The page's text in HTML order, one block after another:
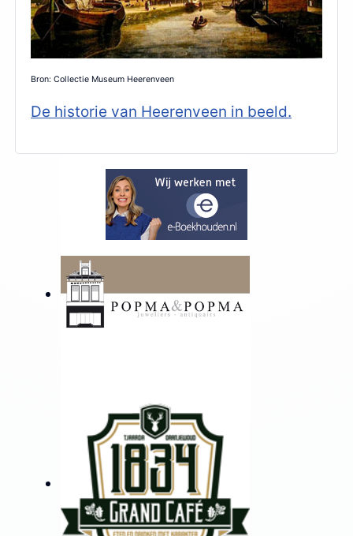
Bron: Collectie Museum Heerenveen
De historie van Heerenveen in beeld.